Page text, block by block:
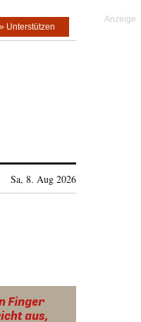
» Unterstützen
Sa, 8. Aug 2026